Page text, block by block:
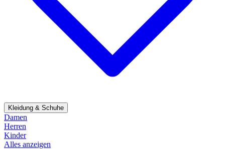
Kleidung & Schuhe
Damen
Herren
Kinder
Alles anzeigen